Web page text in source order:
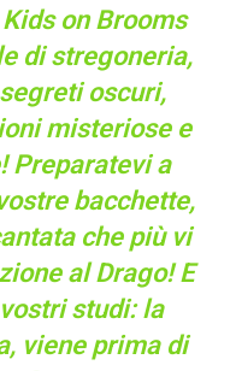
on Brooms
di stregoneria,
oscuri,
misteriose e
Preparatevi a
bacchette,
che più vi
al Drago! E
studi: la
viene prima di